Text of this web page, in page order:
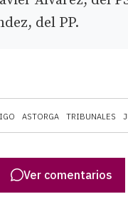
ASTORGA TRIBUNALES
del PP.
Ver comentarios